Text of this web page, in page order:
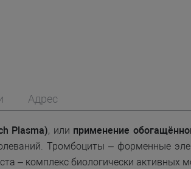
Адрес
Plasma), или применение
Тромбоциты – форменные
– комплекс биологически активных